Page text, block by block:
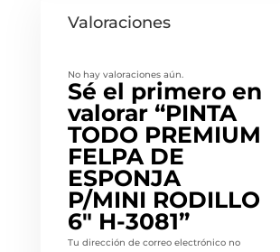
Valoraciones
No hay valoraciones aún.
Sé el primero en
valorar “PINTA
TODO PREMIUM
FELPA DE
ESPONJA
P/MINI RODILLO
6″ H-3081”
Tu dirección de correo electrónico no